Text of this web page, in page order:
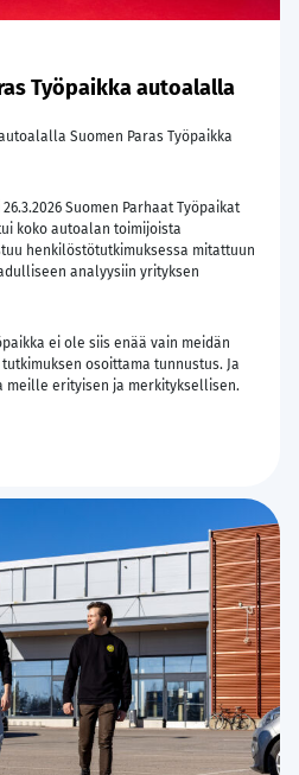
Työpaikka autoalalla
Suomen Paras Työpaikka
Suomen Parhaat Työpaikat
koko autoalan toimijoista
henkilöstötutkimuksessa mitattuun
analyysiin yrityksen
ei ole siis enää vain meidän
osoittama tunnustus. Ja
meille erityisen ja merkityksellisen.